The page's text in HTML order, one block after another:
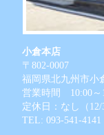
小倉本店
〒802-0007
福岡県北九州市小
営業時間 10:00～
定休日：なし（12/
TEL: 093-541-4141